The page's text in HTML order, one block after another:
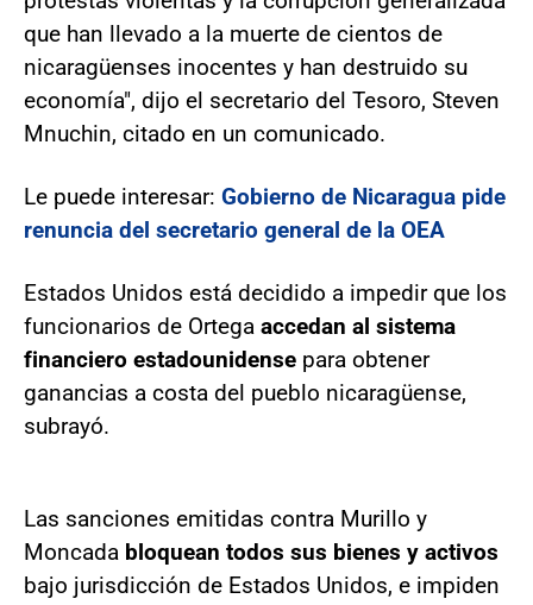
que han llevado a la muerte de cientos de
nicaragüenses inocentes y han destruido su
economía", dijo el secretario del Tesoro, Steven
Mnuchin, citado en un comunicado.
Le puede interesar: Gobierno de Nicaragua pide
renuncia del secretario general de la OEA
Estados Unidos está decidido a impedir que los
funcionarios de Ortega accedan al sistema
financiero estadounidense para obtener
ganancias a costa del pueblo nicaragüense,
subrayó.
Las sanciones emitidas contra Murillo y
Moncada bloquean todos sus bienes y activos
bajo jurisdicción de Estados Unidos, e impiden